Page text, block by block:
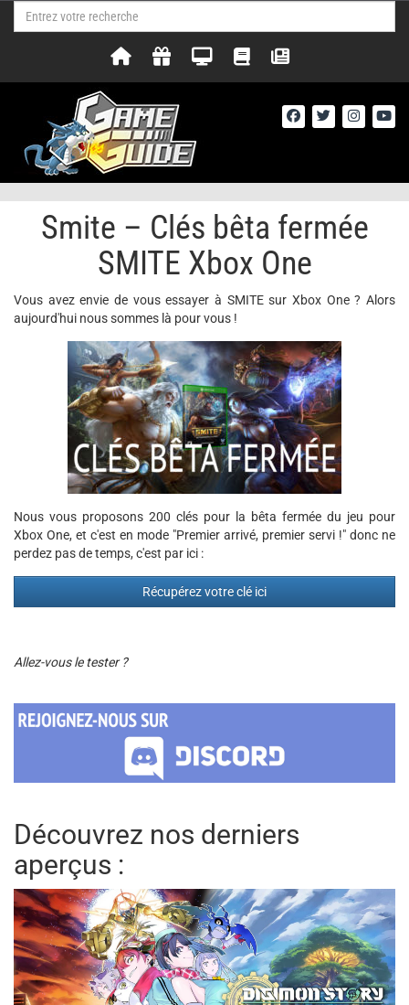
Smite – Clés bêta fermée
SMITE Xbox One
Vous avez envie de vous essayer à SMITE sur Xbox One ? Alors
aujourd'hui nous sommes là pour vous !
Nous vous proposons 200 clés pour la bêta fermée du jeu pour
Xbox One, et c'est en mode "Premier arrivé, premier servi !" donc ne
perdez pas de temps, c'est par ici :
Récupérez votre clé ici
Allez-vous le tester ?
Découvrez nos derniers
aperçus :